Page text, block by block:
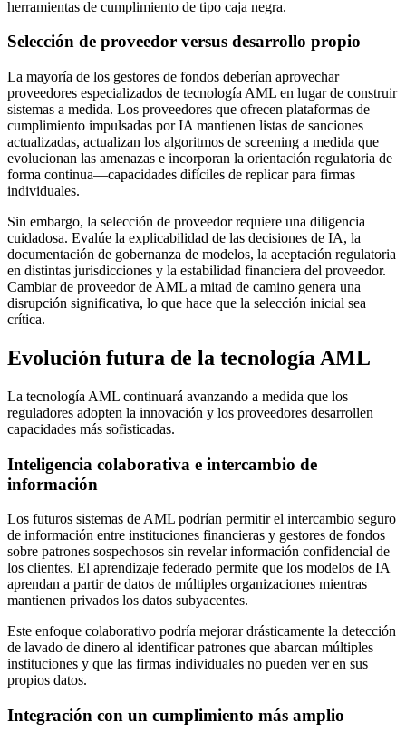
herramientas de cumplimiento de tipo caja negra.
Selección de proveedor versus desarrollo propio
La mayoría de los gestores de fondos deberían aprovechar
proveedores especializados de tecnología AML en lugar de construir
sistemas a medida. Los proveedores que ofrecen plataformas de
cumplimiento impulsadas por IA mantienen listas de sanciones
actualizadas, actualizan los algoritmos de screening a medida que
evolucionan las amenazas e incorporan la orientación regulatoria de
forma continua—capacidades difíciles de replicar para firmas
individuales.
Sin embargo, la selección de proveedor requiere una diligencia
cuidadosa. Evalúe la explicabilidad de las decisiones de IA, la
documentación de gobernanza de modelos, la aceptación regulatoria
en distintas jurisdicciones y la estabilidad financiera del proveedor.
Cambiar de proveedor de AML a mitad de camino genera una
disrupción significativa, lo que hace que la selección inicial sea
crítica.
Evolución futura de la tecnología AML
La tecnología AML continuará avanzando a medida que los
reguladores adopten la innovación y los proveedores desarrollen
capacidades más sofisticadas.
Inteligencia colaborativa e intercambio de
información
Los futuros sistemas de AML podrían permitir el intercambio seguro
de información entre instituciones financieras y gestores de fondos
sobre patrones sospechosos sin revelar información confidencial de
los clientes. El aprendizaje federado permite que los modelos de IA
aprendan a partir de datos de múltiples organizaciones mientras
mantienen privados los datos subyacentes.
Este enfoque colaborativo podría mejorar drásticamente la detección
de lavado de dinero al identificar patrones que abarcan múltiples
instituciones y que las firmas individuales no pueden ver en sus
propios datos.
Integración con un cumplimiento más amplio